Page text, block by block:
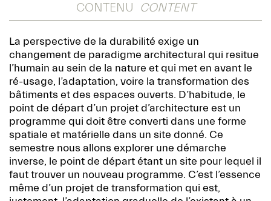
CONTENU CONTENT
La perspective de la durabilité exige un
changement de paradigme architectural qui resitue
l’humain au sein de la nature et qui met en avant le
ré-usage, l’adaptation, voire la transformation des
bâtiments et des espaces ouverts. D’habitude, le
point de départ d’un projet d’architecture est un
programme qui doit être converti dans une forme
spatiale et matérielle dans un site donné. Ce
semestre nous allons explorer une démarche
inverse, le point de départ étant un site pour lequel il
faut trouver un nouveau programme. C’est l’essence
même d’un projet de transformation qui est,